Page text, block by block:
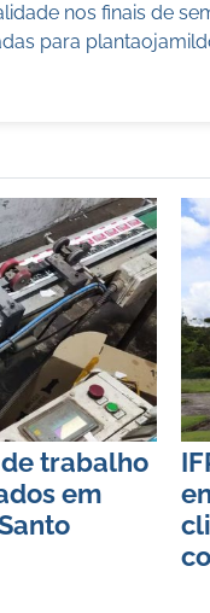
nos finais de
para
trabalho
em